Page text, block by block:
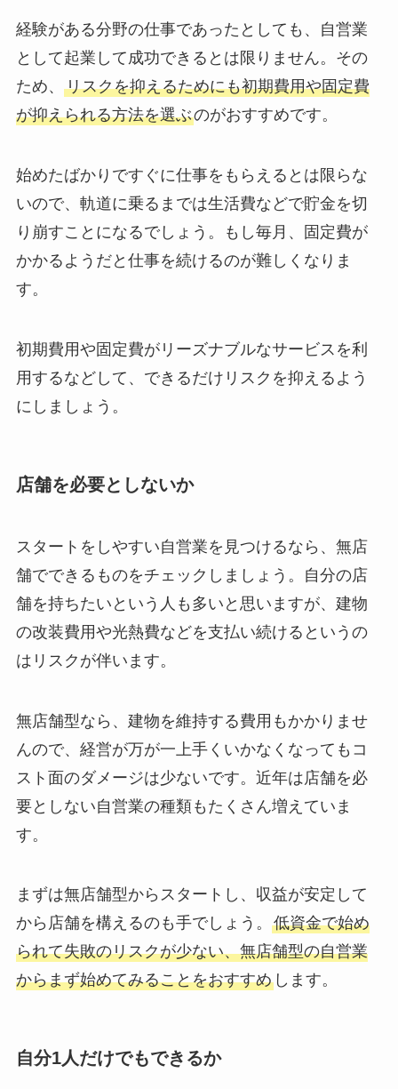
経験がある分野の仕事であったとしても、自営業
として起業して成功できるとは限りません。その
ため、 リスクを抑えるためにも初期費用や固定費
が抑えられる方法を選ぶのがおすすめです。
始めたばかりですぐに仕事をもらえるとは限らな
いので、軌道に乗るまでは生活費などで貯金を切
り崩すことになるでしょう。もし毎月、固定費が
かかるようだと仕事を続けるのが難しくなりま
す。
初期費用や固定費がリーズナブルなサービスを利
用するなどして、できるだけリスクを抑えるよう
にしましょう。
店舗を必要としないか
スタートをしやすい自営業を見つけるなら、無店
舗でできるものをチェックしましょう。自分の店
舗を持ちたいという人も多いと思いますが、建物
の改装費用や光熱費などを支払い続けるというの
はリスクが伴います。
無店舗型なら、建物を維持する費用もかかりませ
んので、経営が万が一上手くいかなくなってもコ
スト面のダメージは少ないです。近年は店舗を必
要としない自営業の種類もたくさん増えていま
す。
まずは無店舗型からスタートし、収益が安定して
から店舗を構えるのも手でしょう。 低資金で始め
られて失敗のリスクが少ない、無店舗型の自営業
からまず始めてみることをおすすめします。
自分1人だけでもできるか